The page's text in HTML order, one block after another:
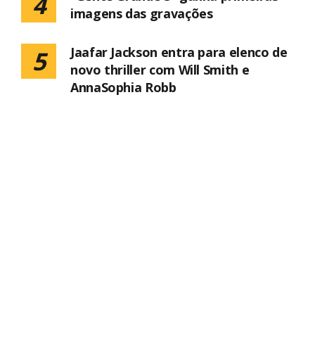
imagens das gravações
5
Jaafar Jackson entra para elenco de
novo thriller com Will Smith e
AnnaSophia Robb